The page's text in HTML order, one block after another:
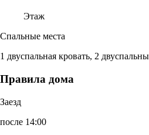
Этаж
Спальные места
1 двуспальная кровать, 2
Правила дома
Заезд
после 14:00